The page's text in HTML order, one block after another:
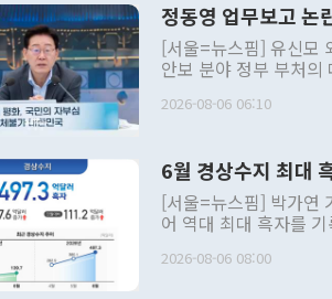
정동영 업무보고 논
[서울=뉴스핌] 유신모
안보 분야 정부 부처
발언 중에는 정부 내 조
주의적 희망에 근거한
관의 대북 정책 관련
관 부처 장관이 공개적
관의 무리한 대북 접근
다. [정동영 통일부 장관이 지난달 23일 오후 서울 종로구 정부서울청사에
2026-08-06 06:10
6월 경상수지 최대
[서울=뉴스핌] 박가연
어 역대 최대 흑자를
료=한국은행] 한국은행이 6일 발표한 '2026년 6월 국제수지(잠정)'에 따르
2026-08-06 08:00